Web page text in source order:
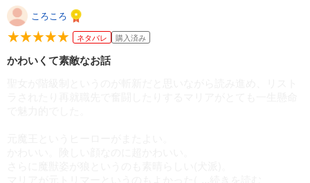
ころころ
ネタバレ 購入済み
かわいくて素敵なお話